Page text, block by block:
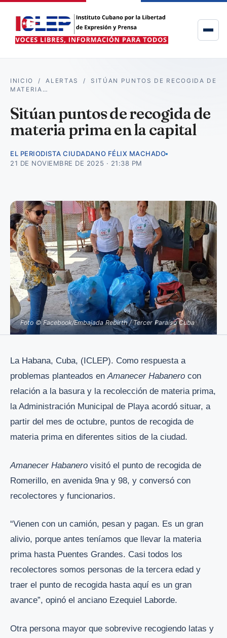
INICIO /ALERTAS / SITÚAN PUNTOS DE RECOGIDA DE
MATERIA…
Sitúan puntos de recogida de
materia prima en la capital
EL PERIODISTA CIUDADANO FÉLIX MACHADO
21 DE NOVIEMBRE DE 2025 · 21:38 PM
Foto © Facebook/Embajada Rebirth / Tercer Paraíso Cuba
La Habana, Cuba, (ICLEP). Como respuesta a
problemas planteados enAmanecer Habanero con
relación a la basura y la recolección de materia prima,
la Administración Municipal de Playa acordó situar, a
partir del mes de octubre, puntos de recogida de
materia prima en diferentes sitios de la ciudad.
Amanecer Habanero visitó el punto de recogida de
Romerillo, en avenida 9na y 98, y conversó con
recolectores y funcionarios.
“Vienen con un camión, pesan y pagan. Es un gran
alivio, porque antes teníamos que llevar la materia
prima hasta Puentes Grandes. Casi todos los
recolectores somos personas de la tercera edad y
traer el punto de recogida hasta aquí es un gran
avance”, opinó el anciano Ezequiel Laborde.
Otra persona mayor que sobrevive recogiendo latas y